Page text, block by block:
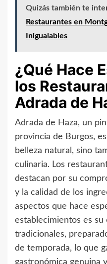
Quizás también te
Restaurantes en
Inigualables
¿Qué Hace
los
Adrada de
Adrada de Haza, un
provincia de Burgos,
belleza natural, sino
culinaria. Los
destacan por su
y la calidad de los
aspectos que hace
establecimientos es
tradicionales,
de temporada, lo que
gastronómica genuina